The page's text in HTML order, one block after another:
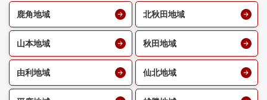
鹿角地域 北秋田地域
山本地域 秋田地域
由利地域 仙北地域